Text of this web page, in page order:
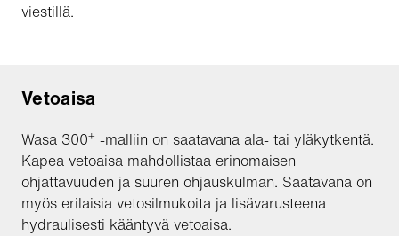
viestillä.
Vetoaisa
Wasa 300+ -malliin on saatavana ala- tai yläkytkentä.
Kapea vetoaisa mahdollistaa erinomaisen
ohjattavuuden ja suuren ohjauskulman. Saatavana on
myös erilaisia vetosilmukoita ja lisävarusteena
hydraulisesti kääntyvä vetoaisa.